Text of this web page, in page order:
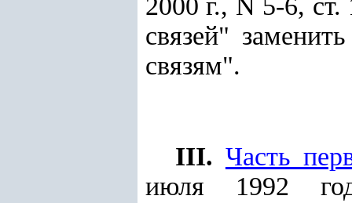
2000 г., N 5-6,
связей"
связям".
III. Часть
июля 1992